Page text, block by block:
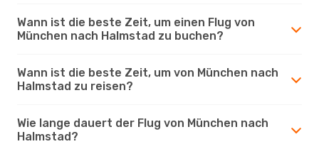
Wann ist die beste Zeit, um einen Flug von
München nach Halmstad zu buchen?
Wann ist die beste Zeit, um von München nach
Halmstad zu reisen?
Wie lange dauert der Flug von München nach
Halmstad?